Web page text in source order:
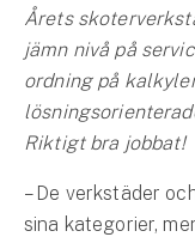
Årets
jämn nivå på
ordning på
Riktigt bra jobbat!
– De verkstäder
sina kategorier,